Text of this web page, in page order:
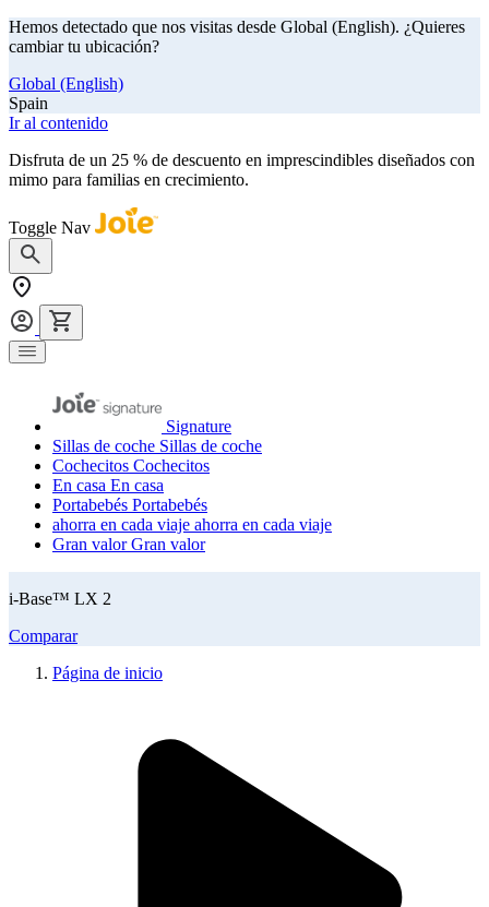
Hemos detectado que nos visitas desde Global (English). ¿Quieres
cambiar tu ubicación?
Global (English)
Spain
Ir al contenido
Disfruta de un 25 % de descuento en imprescindibles diseñados con
mimo para familias en crecimiento.
Toggle Nav
Signature
Sillas de coche Sillas de coche
Cochecitos Cochecitos
En casa En casa
Portabebés Portabebés
ahorra en cada viaje ahorra en cada viaje
Gran valor Gran valor
i-Base™ LX 2
Comparar
Página de inicio